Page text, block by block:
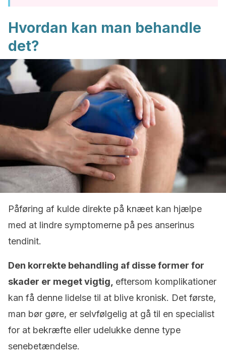
Hvordan kan man behandle
det?
Påføring af kulde direkte på knæet kan hjælpe
med at lindre symptomerne på pes anserinus
tendinit.
Den korrekte behandling af disse former for
skader er meget vigtig, eftersom komplikationer
kan få denne lidelse til at blive kronisk. Det første,
man bør gøre, er selvfølgelig at gå til en specialist
for at bekræfte eller udelukke denne type
senebetændelse.